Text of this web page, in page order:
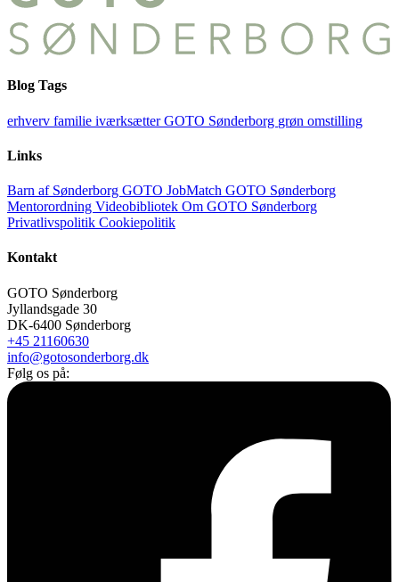
Blog Tags
erhverv familie iværksætterGOTO Sønderborg grøn omstilling
Links
Barn af Sønderborg GOTO JobMatch GOTO Sønderborg
Mentorordning Videobibliotek Om GOTO Sønderborg
Privatlivspolitik Cookiepolitik
Kontakt
GOTO Sønderborg
Jyllandsgade 30
DK-6400 Sønderborg
+45 21160630
info@gotosonderborg.dk
Følg os på: